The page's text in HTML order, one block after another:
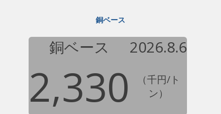
銅ベース
銅ベース 2026.8.6
2,330
（千円/ト
ン）